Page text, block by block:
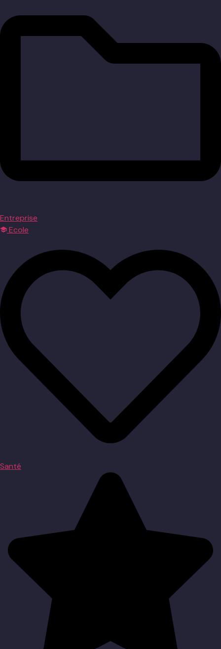
Entreprise
Ecole
Santé